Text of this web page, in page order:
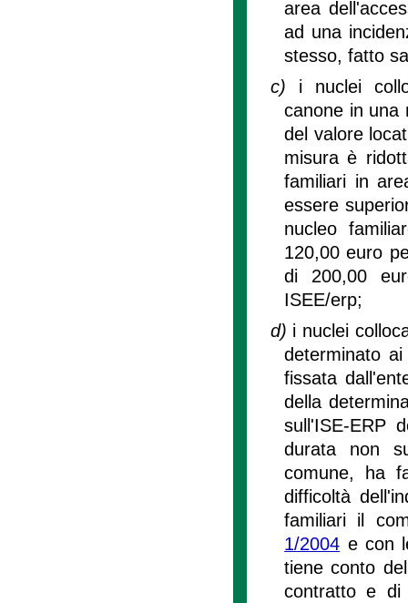
area
ad una
stesso, fatto
c) i nuclei
canone in una
del valore
misura è
familiari in
essere
nucleo
120,00 euro
di 200,00
ISEE/erp;
d) i nuclei
determinato
fissata
della
sull'ISE-ERP
durata non
comune, ha
difficoltà
familiari il
1/2004 e con
tiene conto
contratto e di